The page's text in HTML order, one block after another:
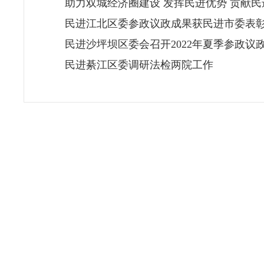
助力双城经济圈建设 发挥民进优势 贡献
民进江北区委参政议政成果获民进市委表
民进沙坪坝区委会召开2022年夏季参政议
民进綦江区委调研法检两院工作